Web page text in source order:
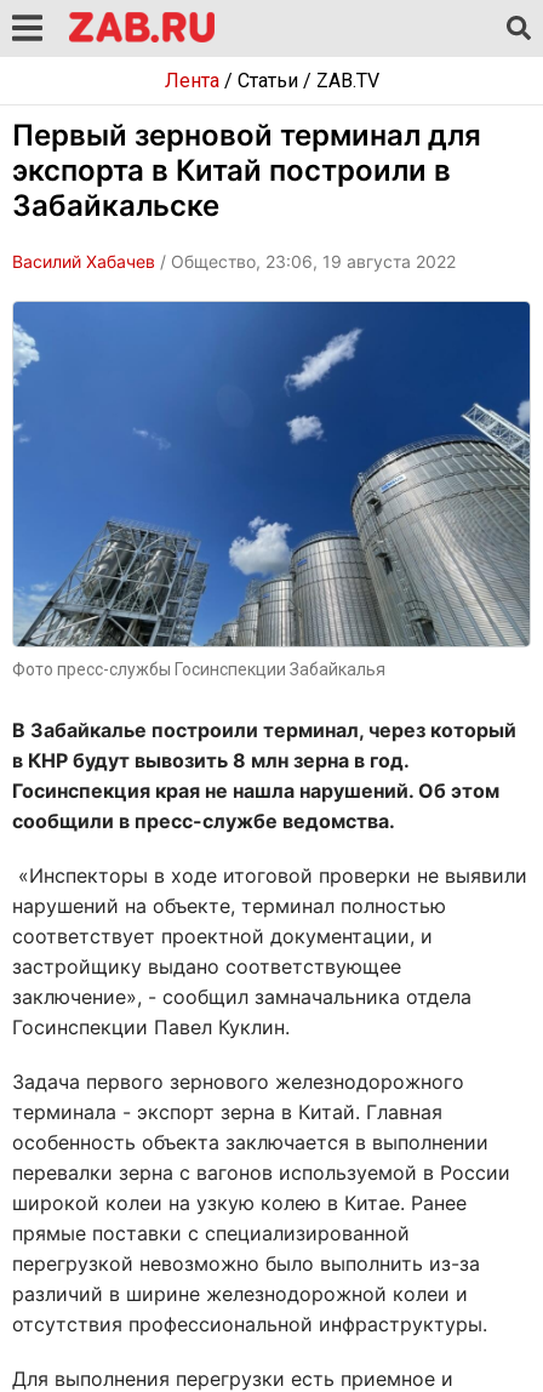
Лента/ Статьи/ ZAB.TV
Первый зерновой терминал для
экспорта в Китай построили в
Забайкальске
Василий Хабачев / Общество, 23:06, 19 августа 2022
Фото пресс-службы Госинспекции Забайкалья
В Забайкалье построили терминал, через который
в КНР будут вывозить 8 млн зерна в год.
Госинспекция края не нашла нарушений. Об этом
сообщили в пресс-службе ведомства.
«Инспекторы в ходе итоговой проверки не выявили
нарушений на объекте, терминал полностью
соответствует проектной документации, и
застройщику выдано соответствующее
заключение», - сообщил замначальника отдела
Госинспекции Павел Куклин.
Задача первого зернового железнодорожного
терминала - экспорт зерна в Китай. Главная
особенность объекта заключается в выполнении
перевалки зерна с вагонов используемой в России
широкой колеи на узкую колею в Китае. Ранее
прямые поставки с специализированной
перегрузкой невозможно было выполнить из-за
различий в ширине железнодорожной колеи и
отсутствия профессиональной инфраструктуры.
Для выполнения перегрузки есть приемное и